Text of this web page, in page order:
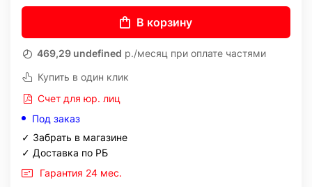
В корзину
469,29 undefined р./месяц при оплате частями
Купить в один клик
Счет для юр. лиц
Под заказ
✓ Забрать в магазине
✓ Доставка по РБ
Гарантия 24 мес.